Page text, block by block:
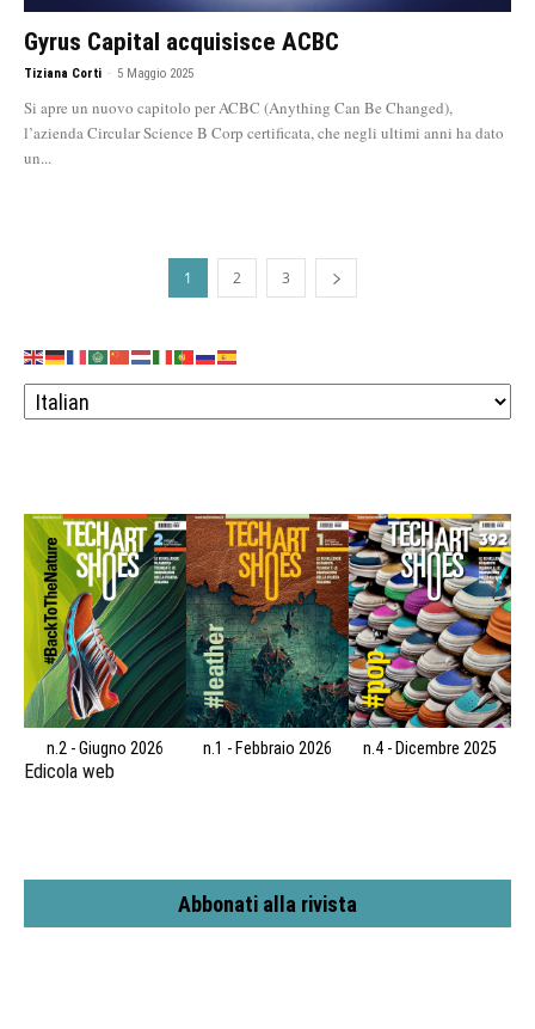
Gyrus Capital acquisisce ACBC
Tiziana Corti - 5 Maggio 2025
Si apre un nuovo capitolo per ACBC (Anything Can Be Changed),
l’azienda Circular Science B Corp certificata, che negli ultimi anni ha dato
un...
1 2 3
n.2 - Giugno 2026 n.1 - Febbraio 2026 n.4 - Dicembre 2025
Edicola web
Abbonati alla rivista